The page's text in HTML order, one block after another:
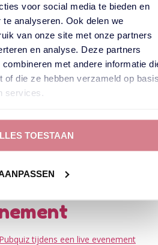
voor social media te bieden en
analyseren. Ook delen we
van onze site met onze partners
en analyse. Deze partners
met andere informatie
of die ze hebben verzameld op
services.
TOESTAAN
pubquiz ideaal
naar carnaval
ontspanning en samen lachen. Voor
moment waarop de sfeer losser
jullie